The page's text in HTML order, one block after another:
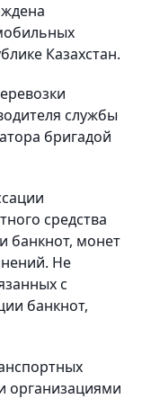
Казахстан.
службы
бригадой
средства
банкнот, монет
Не
с
банкнот,
организациями